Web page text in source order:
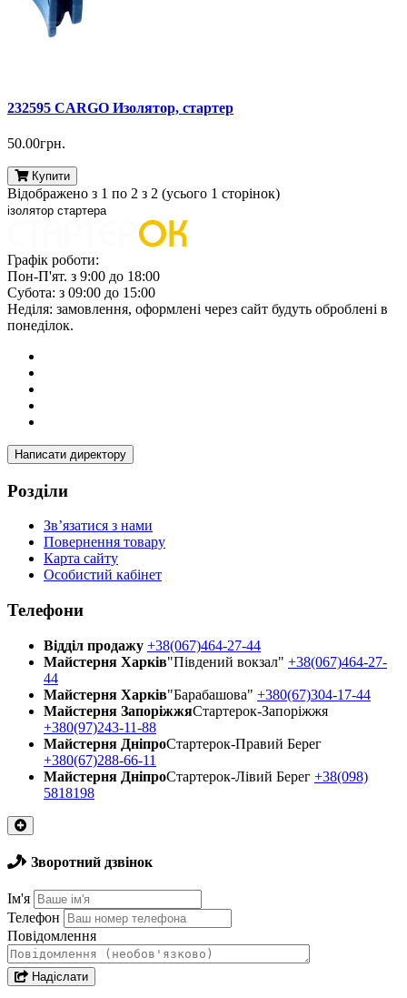
232595 CARGO Изолятор, стартер
50.00грн.
Купити
Відображено з 1 по 2 з 2 (усього 1 сторінок)
ізолятор стартера
Графік роботи:
Пон-П'ят. з 9:00 до 18:00
Субота: з 09:00 до 15:00
Неділя: замовлення, оформлені через сайт будуть оброблені в
понеділок.
Написати директору
Розділи
Зв’язатися з нами
Повернення товару
Карта сайту
Особистий кабінет
Телефони
Відділ продажу +38(067)464-27-44
Майстерня Харків"Південий вокзал" +38(067)464-27-
44
Майстерня Харків"Барабашова" +380(67)304-17-44
Майстерня ЗапоріжжяСтартерок-Запоріжжя
+380(97)243-11-88
Майстерня ДнiпроСтартерок-Правий Берег
+380(67)288-66-11
Майстерня ДнiпроСтартерок-Лівий Берег +38(098)
5818198
Зворотний дзвінок
Ім'я
Телефон
Повідомлення
Надіслати